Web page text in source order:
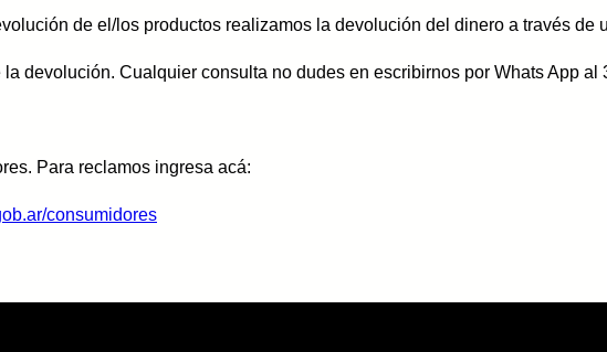
de el/los productos realizamos la devolución del dinero a través de
devolución. Cualquier consulta no dudes en escribirnos por Whats App
Para reclamos ingresa acá:
consumidores